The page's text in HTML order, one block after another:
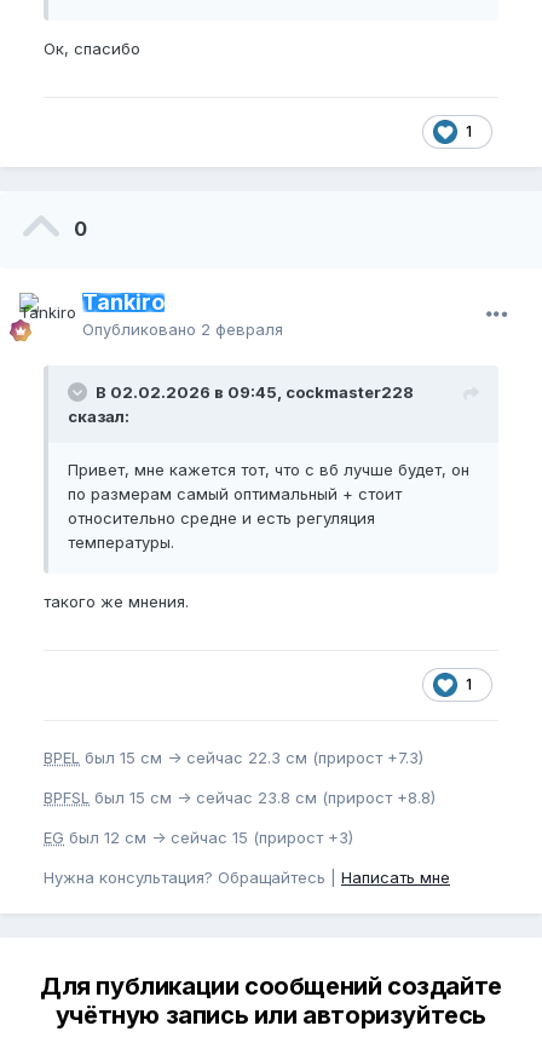
Ок, спасибо
1
0
Tankiro
Опубликовано 2 февраля
В 02.02.2026 в 09:45, cockmaster228
сказал:
Привет, мне кажется тот, что с вб лучше будет, он
по размерам самый оптимальный + стоит
относительно средне и есть регуляция
температуры.
такого же мнения.
1
BPEL был 15 см -> сейчас 22.3 см (прирост +7.3)
BPFSL был 15 см -> сейчас 23.8 см (прирост +8.8)
EG был 12 см -> сейчас 15 (прирост +3)
Нужна консультация? Обращайтесь | Написать мне
Для публикации сообщений создайте
учётную запись или авторизуйтесь